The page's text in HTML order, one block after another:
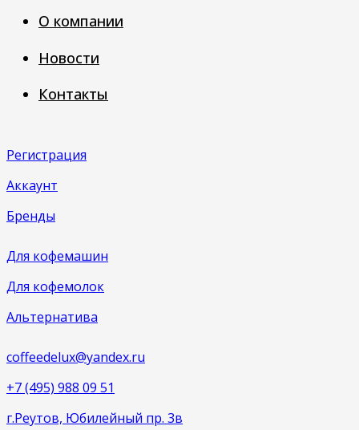
О компании
Новости
Контакты
Регистрация
Аккаунт
Бренды
Для кофемашин
Для кофемолок
Альтернатива
coffeedelux@yandex.ru
+7 (495) 988 09 51
г.Реутов, Юбилейный пр. 3в